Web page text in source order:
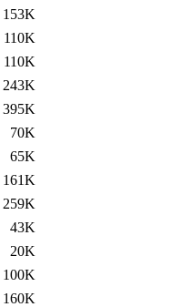
153K
110K
110K
243K
395K
70K
65K
161K
259K
43K
20K
100K
160K